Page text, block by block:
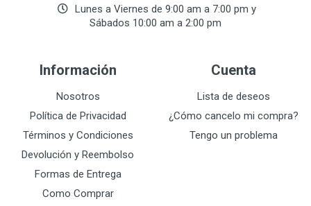
Lunes a Viernes de 9:00 am a 7:00 pm y
Sábados 10:00 am a 2:00 pm
Información
Nosotros
Política de Privacidad
Términos y Condiciones
Devolución y Reembolso
Formas de Entrega
Como Comprar
Cuenta
Lista de deseos
¿Cómo cancelo mi compra?
Tengo un problema